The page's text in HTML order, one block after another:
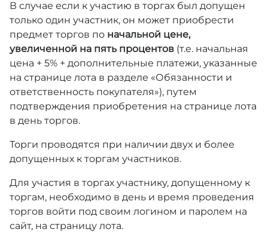
В случае если к участию в торгах был допущен
только один участник, он может приобрести
предмет торгов по начальной цене,
увеличенной на пять процентов (т.е. начальная
цена + 5% + дополнительные платежи, указанные
на странице лота в разделе «Обязанности и
ответственность покупателя»), путем
подтверждения приобретения на странице лота
в день торгов.
Торги проводятся при наличии двух и более
допущенных к торгам участников.
Для участия в торгах участнику, допущенному к
торгам, необходимо в день и время проведения
торгов войти под своим логином и паролем на
сайт, на страницу лота.